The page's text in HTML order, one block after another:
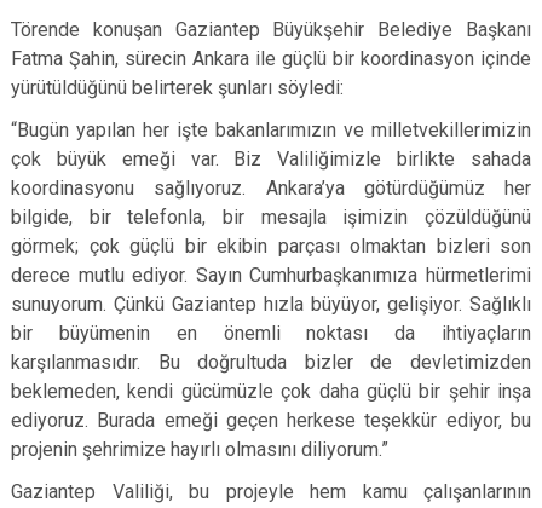
Törende konuşan Gaziantep Büyükşehir Belediye Başkanı
Fatma Şahin, sürecin Ankara ile güçlü bir koordinasyon içinde
yürütüldüğünü belirterek şunları söyledi:
“Bugün yapılan her işte bakanlarımızın ve milletvekillerimizin
çok büyük emeği var. Biz Valiliğimizle birlikte sahada
koordinasyonu sağlıyoruz. Ankara’ya götürdüğümüz her
bilgide, bir telefonla, bir mesajla işimizin çözüldüğünü
görmek; çok güçlü bir ekibin parçası olmaktan bizleri son
derece mutlu ediyor. Sayın Cumhurbaşkanımıza hürmetlerimi
sunuyorum. Çünkü Gaziantep hızla büyüyor, gelişiyor. Sağlıklı
bir büyümenin en önemli noktası da ihtiyaçların
karşılanmasıdır. Bu doğrultuda bizler de devletimizden
beklemeden, kendi gücümüzle çok daha güçlü bir şehir inşa
ediyoruz. Burada emeği geçen herkese teşekkür ediyor, bu
projenin şehrimize hayırlı olmasını diliyorum.”
Gaziantep Valiliği, bu projeyle hem kamu çalışanlarının